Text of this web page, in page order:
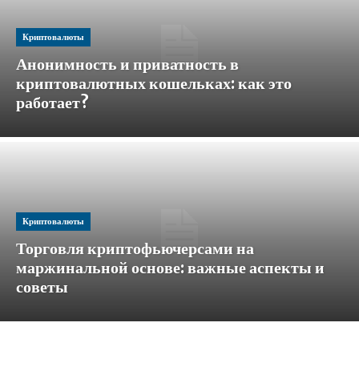
Криптовалюты
Анонимность и приватность в
криптовалютных кошельках: как это
работает?
Криптовалюты
Торговля криптофьючерсами на
маржинальной основе: важные аспекты и
советы